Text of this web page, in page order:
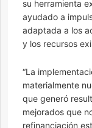
su herramienta
ayudado a
adaptada a los
y los recursos
“La
materialmente
que generó
mejorados que
refinanciación